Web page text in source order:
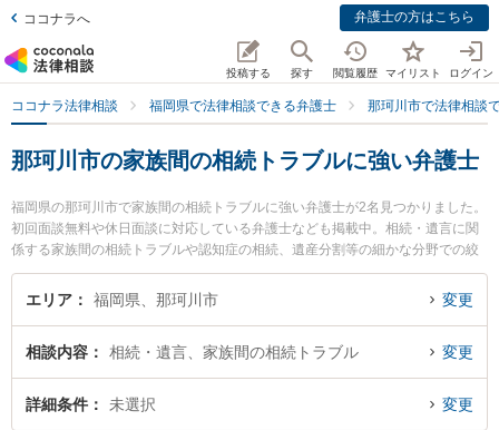
ココナラへ 弁護士の方はこちら
投稿する 探す 閲覧履歴 マイリスト ログイン
ココナラ法律相談 福岡県で法律相談できる弁護士 那珂川市で法律相談
那珂川市の家族間の相続トラブルに強い弁護士
福岡県の那珂川市で家族間の相続トラブルに強い弁護士が2名見つかりました。
初回面談無料や休日面談に対応している弁護士なども掲載中。相続・遺言に関
係する家族間の相続トラブルや認知症の相続、遺産分割等の細かな分野での絞
り込み検索もでき便利です。特に弁護士法人Nexill＆Partners 那珂川オフィスの
後藤 祐太郎弁護士や博多南法律事務所の谷川 貴啓弁護士のプロフィール情報や
の相続トラブルのトラブル解決の実績豊富な近くの弁護士を検索したい』『初
回相談無料で家族間の相続トラブルを法律相談できる那珂川市内の弁護士に相
談予約したい』などでお困りの相談者さんにおすすめです。
エリア 福岡県、那珂川市 変更
相談内容 相続・遺言、家族間の相続トラブル 変更
詳細条件 未選択 変更